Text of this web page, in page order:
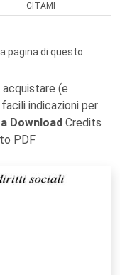
CITAMI
pagina di questo
(e
indicazioni per
Download Credits
PDF